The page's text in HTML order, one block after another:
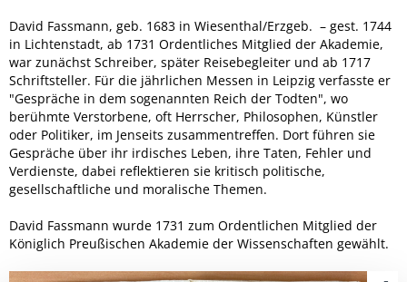
David Fassmann, geb. 1683 in Wiesenthal/Erzgeb. – gest. 1744
in Lichtenstadt, ab 1731 Ordentliches Mitglied der Akademie,
war zunächst Schreiber, später Reisebegleiter und ab 1717
Schriftsteller. Für die jährlichen Messen in Leipzig verfasste er
"Gespräche in dem sogenannten Reich der Todten", wo
berühmte Verstorbene, oft Herrscher, Philosophen, Künstler
oder Politiker, im Jenseits zusammentreffen. Dort führen sie
Gespräche über ihr irdisches Leben, ihre Taten, Fehler und
Verdienste, dabei reflektieren sie kritisch politische,
gesellschaftliche und moralische Themen.
David Fassmann wurde 1731 zum Ordentlichen Mitglied der
Königlich Preußischen Akademie der Wissenschaften gewählt.